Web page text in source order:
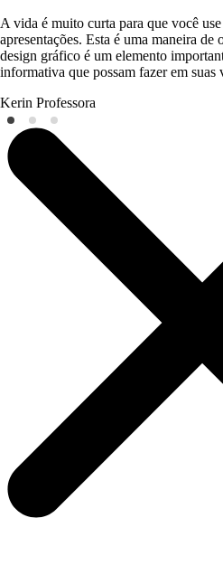
A vida é muito curta para que você
apresentações. Esta é uma maneira de
design gráfico é um elemento
informativa que possam fazer em suas
Kerin Professora